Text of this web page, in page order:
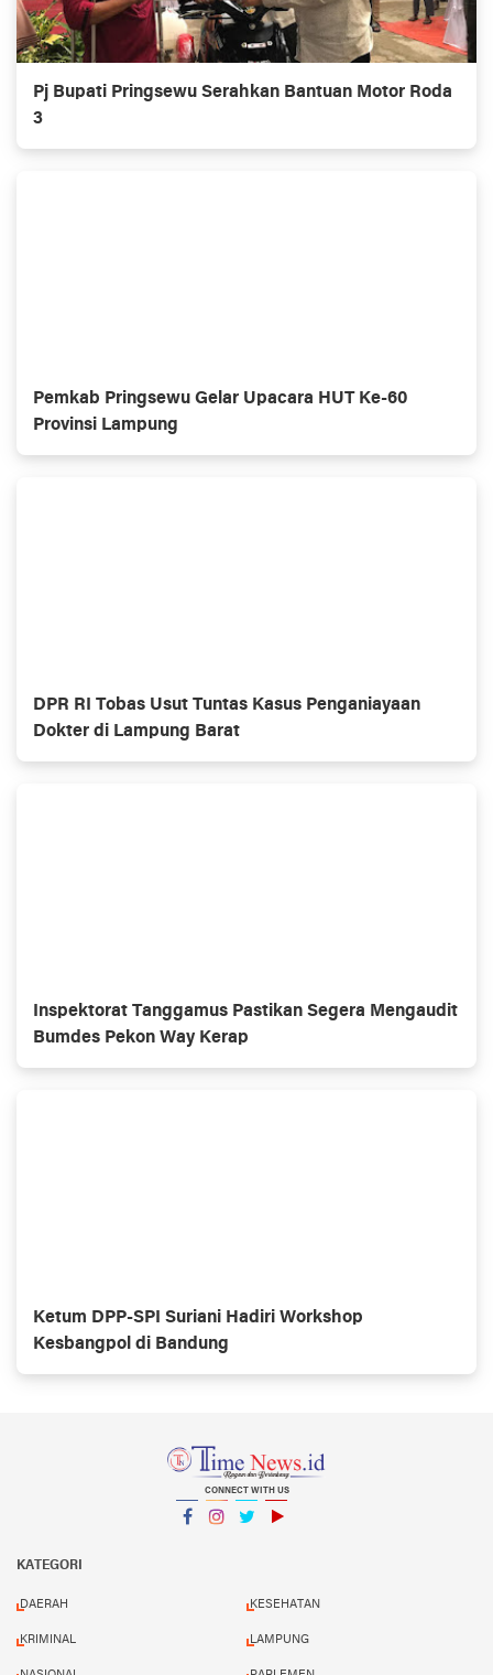
Pj Bupati Pringsewu Serahkan Bantuan Motor Roda
3
Pemkab Pringsewu Gelar Upacara HUT Ke-60
Provinsi Lampung
DPR RI Tobas Usut Tuntas Kasus Penganiayaan
Dokter di Lampung Barat
Inspektorat Tanggamus Pastikan Segera Mengaudit
Bumdes Pekon Way Kerap
Ketum DPP-SPI Suriani Hadiri Workshop
Kesbangpol di Bandung
CONNECT WITH US
KATEGORI
DAERAH KESEHATAN
KRIMINAL LAMPUNG